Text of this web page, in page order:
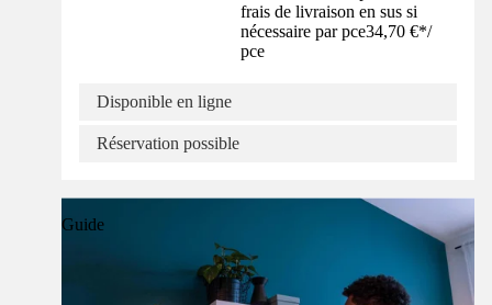
frais de livraison en sus si
nécessaire par pce34,70 €*/
pce
Disponible en ligne
Réservation possible
Guide